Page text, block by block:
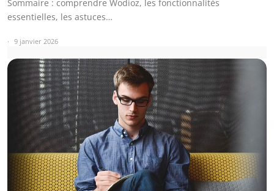
Sommaire : comprendre Wodioz, les fonctionnalités
essentielles, les astuces…
9 janvier 2026